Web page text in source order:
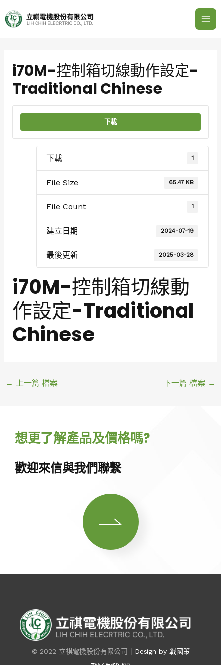
至
i70M-控制箱切線動作設定-
Traditional Chinese
下載
下載 1
File Size 65.47 KB
File Count 1
建立日期 2024-07-19
最後更新 2025-03-28
i70M-控制箱切線動
作設定-Traditional
Chinese
← 上一篇 檔案 下一篇 檔案 →
想更了解產品及價格嗎?
歡迎來信與我們聯繫
© 2022 立祺電機股份有限公司｜ Design by 戰國策